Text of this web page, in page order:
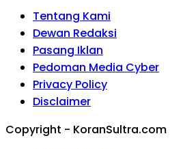
Tentang Kami
Dewan Redaksi
Pasang Iklan
Pedoman Media Cyber
Privacy Policy
Disclaimer
Copyright - KoranSultra.com